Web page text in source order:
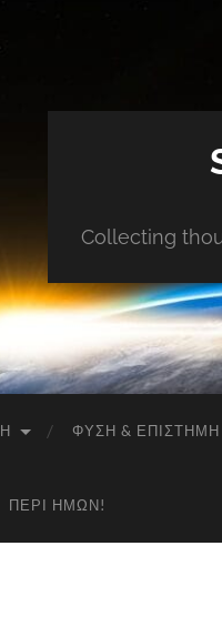
Collecting
ΦΎΣΗ & ΕΠΙΣΤΉΜΗ
ΠΕΡΊ ΗΜΏΝ!